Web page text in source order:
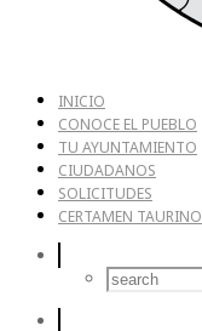
INICIO
CONOCE EL PUEBLO
TU AYUNTAMIENTO
CIUDADANOS
SOLICITUDES
CERTAMEN TAURINO